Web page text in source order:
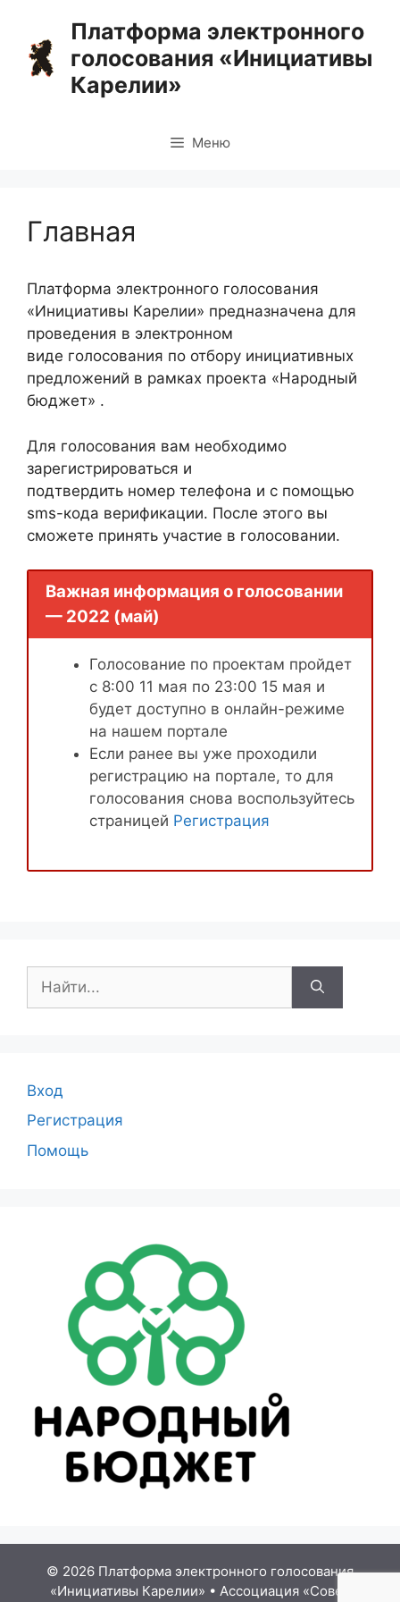
содержимому
Платформа электронного
голосования «Инициативы
Карелии»
Меню
Главная
Платформа электронного голосования
«Инициативы Карелии» предназначена для
проведения в электронном
виде голосования по отбору инициативных
предложений в рамках проекта «Народный
бюджет» .
Для голосования вам необходимо
зарегистрироваться и
подтвердить номер телефона и с помощью
sms-кода верификации. После этого вы
сможете принять участие в голосовании.
Важная информация о голосовании
— 2022 (май)
Голосование по проектам пройдет
с 8:00 11 мая по 23:00 15 мая и
будет доступно в онлайн-режиме
на нашем портале
Если ранее вы уже проходили
регистрацию на портале, то для
голосования снова воспользуйтесь
страницей Регистрация
Вход
Регистрация
Помощь
© 2026 Платформа электронного голосования
«Инициативы Карелии» • Ассоциация «Совет